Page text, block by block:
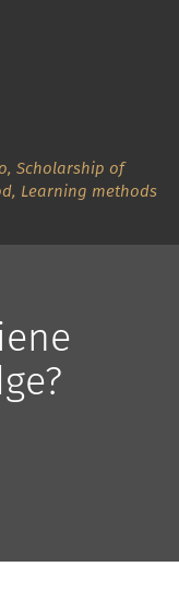
Scholarship of
Learning methods